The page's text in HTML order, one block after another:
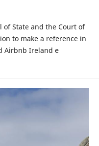
of State and the Court of
to make a reference in
Airbnb Ireland e